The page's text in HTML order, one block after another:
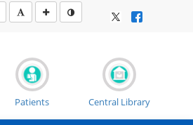
Patients Central Library